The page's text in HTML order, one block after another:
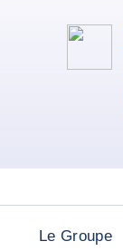
Le Groupe